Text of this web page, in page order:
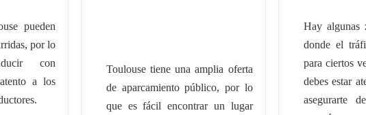
pueden
por lo
con
a los
Toulouse tiene una amplia oferta
de aparcamiento público, por lo
que es fácil encontrar un lugar
Hay algunas
donde el
para ciertos
debes estar
asegurarte